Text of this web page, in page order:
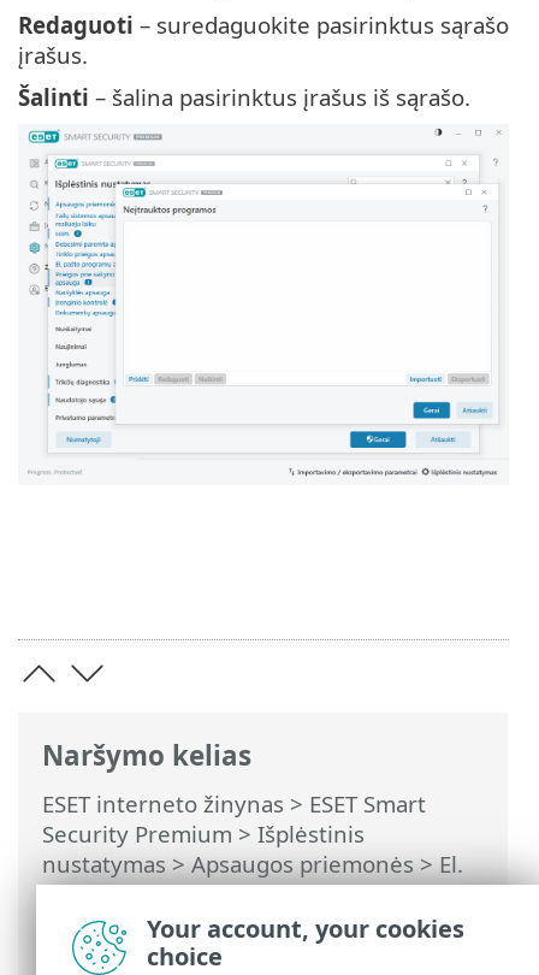
Naršymo kelias
ESET interneto žinynas > ESET Smart
Security Premium > Išplėstinis
nustatymas>Apsaugos priemonės>El.
pašto programų apsauga>Pašto
perdavimo apsauga> Neįtrauktos
programos
Redaguoti – suredaguokite pasirinktus sąrašo
įrašus.
Šalinti – šalina pasirinktus įrašus iš sąrašo.
Your account, your cookies
choice